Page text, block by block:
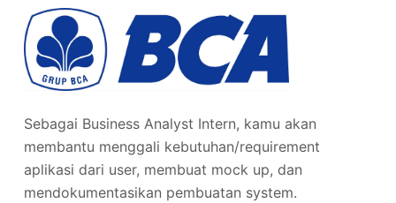
Sebagai Business Analyst Intern, kamu akan
membantu menggali kebutuhan/requirement
aplikasi dari user, membuat mock up, dan
mendokumentasikan pembuatan system.